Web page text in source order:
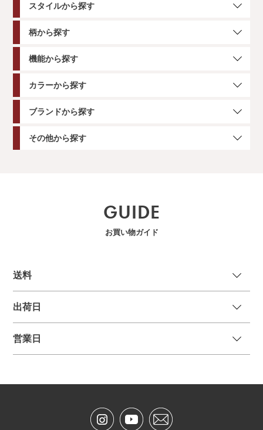
スタイルから探す
柄から探す
機能から探す
カラーから探す
ブランドから探す
その他から探す
GUIDE
お買い物ガイド
送料
出荷日
営業日